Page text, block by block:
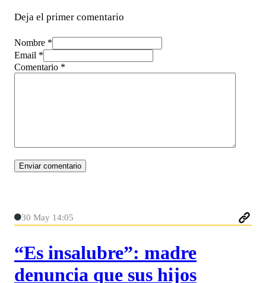
Deja el primer comentario
Nombre *
Email *
Comentario *
30 May 14:05
“Es insalubre”: madre
denuncia que sus hijos